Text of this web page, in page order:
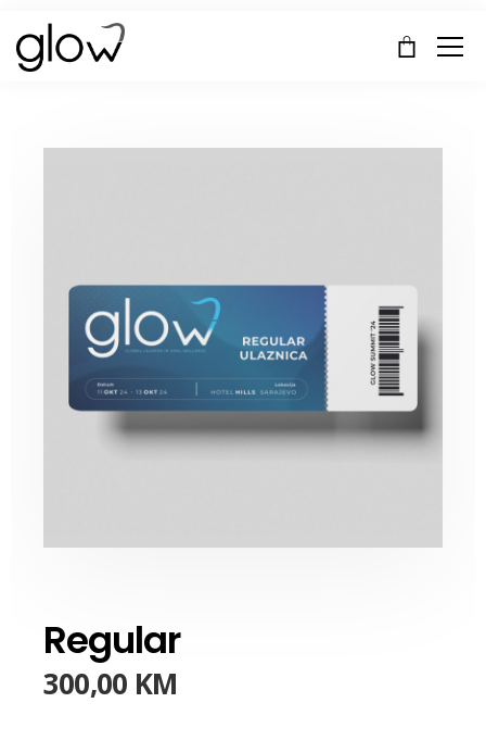
Regular
300,00 KM